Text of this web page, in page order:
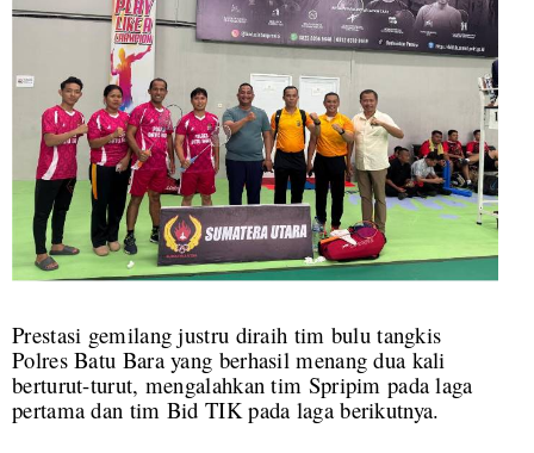
Prestasi gemilang justru diraih tim bulu tangkis
Polres Batu Bara yang berhasil menang dua kali
berturut-turut, mengalahkan tim Spripim pada laga
pertama dan tim Bid TIK pada laga berikutnya.